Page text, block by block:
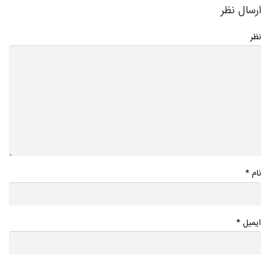
ارسال نظر
نظر
نام*
ایمیل*